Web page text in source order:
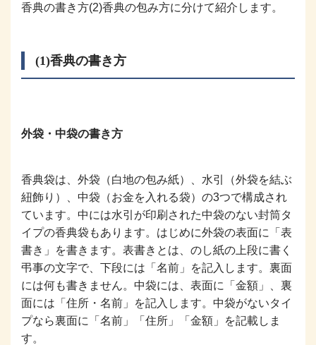
香典の書き方(2)香典の包み方に分けて紹介します。
(1)香典の書き方
外袋・中袋の書き方
香典袋は、外袋（白地の包み紙）、水引（外袋を結ぶ
紐飾り）、中袋（お金を入れる袋）の3つで構成され
ています。中には水引が印刷された中袋のない封筒タ
イプの香典袋もあります。はじめに外袋の表面に「表
書き」を書きます。表書きとは、のし紙の上段に書く
弔事の文字で、下段には「名前」を記入します。裏面
には何も書きません。中袋には、表面に「金額」、裏
面には「住所・名前」を記入します。中袋がないタイ
プなら裏面に「名前」「住所」「金額」を記載しま
す。